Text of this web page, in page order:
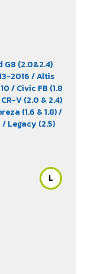
G8 (2.0&2.4)
2016/ Altis
/ Civic FB (1.8
V (2.0 & 2.4)
(1.6 & 1.8)/
/ Legacy (2.5)
/ XL7
2010-2021/
L